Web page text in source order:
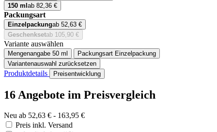
150 ml ab 82,36 €
Packungsart
Einzelpackungab 52,63 €
Geschenksetab 105,90 €
Variante auswählen
Mengenangabe 50 ml Packungsart Einzelpackung
Variantenauswahl zurücksetzen
Produktdetails Preisentwicklung
16 Angebote im Preisvergleich
Neu ab 52,63 € - 163,95 €
Preis inkl. Versand